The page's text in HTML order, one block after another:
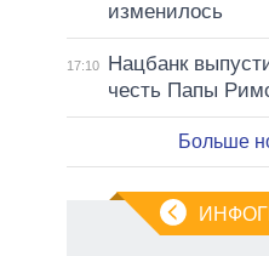
изменилось
17:10
Нацбанк
честь Папы
Больше